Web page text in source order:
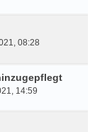
08:28
14:59